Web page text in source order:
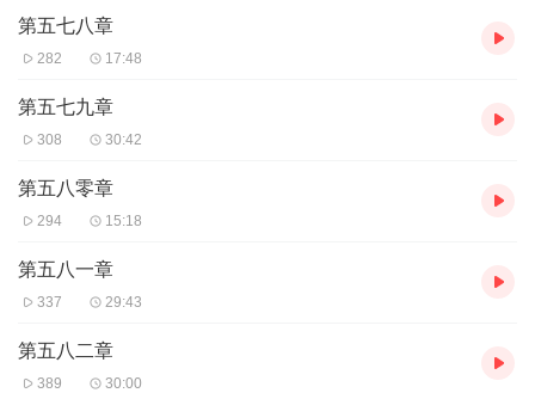
第五七八章
282 17:48
第五七九章
308 30:42
第五八零章
294 15:18
第五八一章
337 29:43
第五八二章
389 30:00